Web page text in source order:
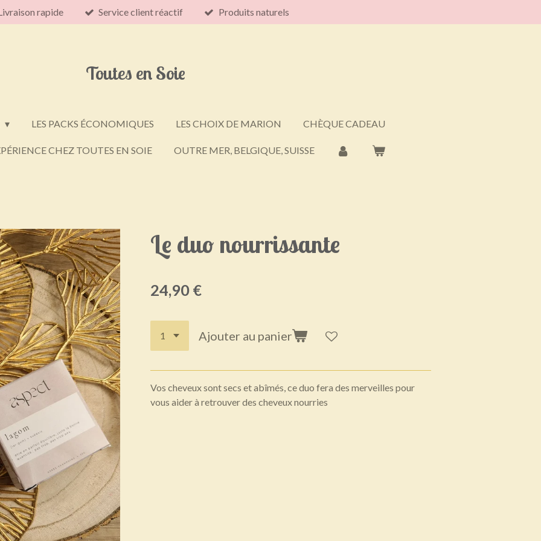
rapide Service client réactif Produits naturels
Toutes en Soie
LES PACKS ÉCONOMIQUES LES CHOIX DE MARION CHÈQUE CADEAU
CHEZ TOUTES EN SOIE OUTRE MER, BELGIQUE, SUISSE
Le duo nourrissante
24,90 €
Ajouter au panier
Vos cheveux sont secs et abîmés, ce duo fera des merveilles pour
vous aider à retrouver des cheveux nourries